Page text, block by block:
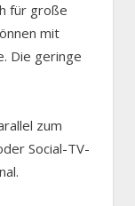
für große
mit
Die geringe
zum
Social-TV-